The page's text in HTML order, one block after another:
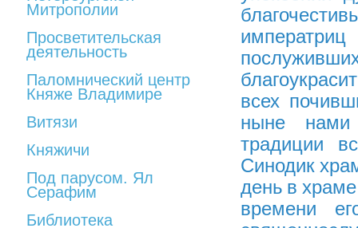
Митрополии
Просветительская
деятельность
Паломнический центр
Княже Владимире
Витязи
Княжичи
Под парусом. Ял
Серафим
Библиотека
всех
ныне нами
традиции
Синодик
день в
времени